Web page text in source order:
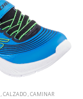
,CALZADO,CAMINAR